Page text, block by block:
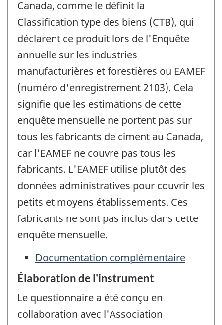
Canada, comme le définit la
Classification type des biens (CTB), qui
déclarent ce produit lors de l'Enquête
annuelle sur les industries
manufacturières et forestières ou EAMEF
(numéro d'enregistrement 2103). Cela
signifie que les estimations de cette
enquête mensuelle ne portent pas sur
tous les fabricants de ciment au Canada,
car l'EAMEF ne couvre pas tous les
fabricants. L'EAMEF utilise plutôt des
données administratives pour couvrir les
petits et moyens établissements. Ces
fabricants ne sont pas inclus dans cette
enquête mensuelle.
Documentation complémentaire
Élaboration de l'instrument
Le questionnaire a été conçu en
collaboration avec l'Association